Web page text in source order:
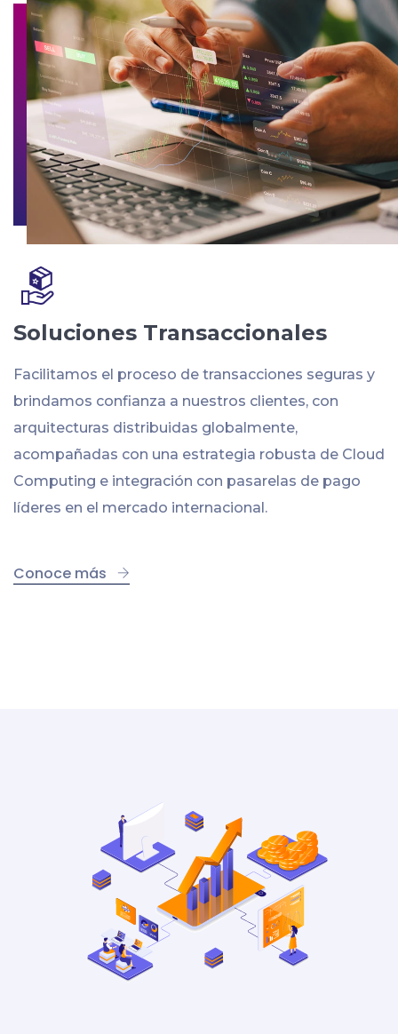
Soluciones Transaccionales
Facilitamos el proceso de transacciones seguras y
brindamos confianza a nuestros clientes, con
arquitecturas distribuidas globalmente,
acompañadas con una estrategia robusta de Cloud
Computing e integración con pasarelas de pago
líderes en el mercado internacional.
Conoce más